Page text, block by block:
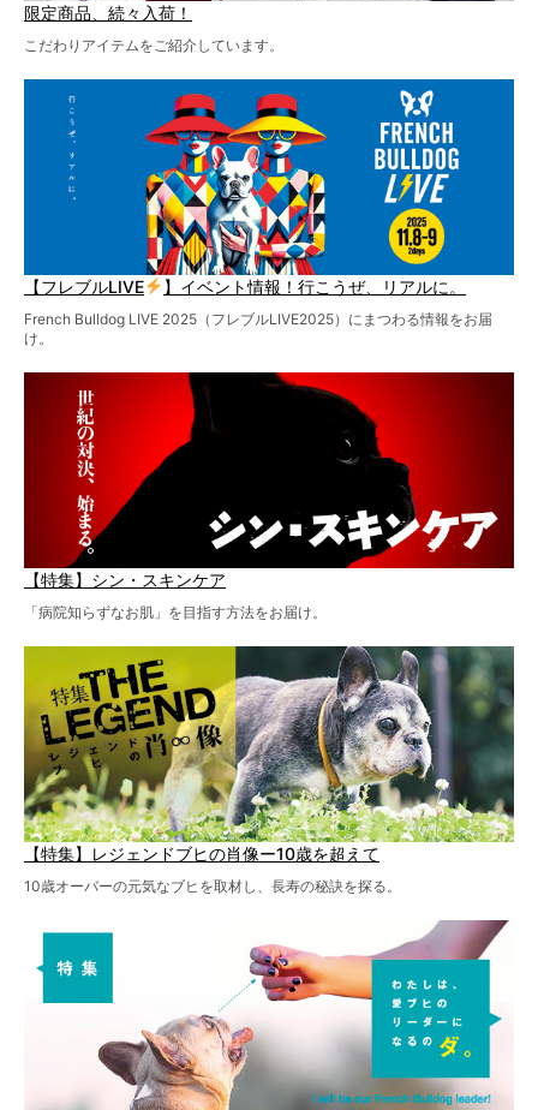
限定商品、続々入荷！
こだわりアイテムをご紹介しています。
【フレブルLIVE 】イベント情報！行こうぜ、リアルに。
French Bulldog LIVE 2025（フレブルLIVE2025）にまつわる情報をお届
け。
【特集】シン・スキンケア
「病院知らずなお肌」を目指す方法をお届け。
【特集】レジェンドブヒの肖像ー10歳を超えて
10歳オーバーの元気なブヒを取材し、長寿の秘訣を探る。